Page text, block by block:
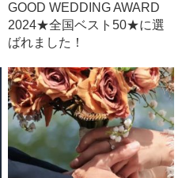
GOOD WEDDING AWARD
2024★全国ベスト50★に選
ばれました！